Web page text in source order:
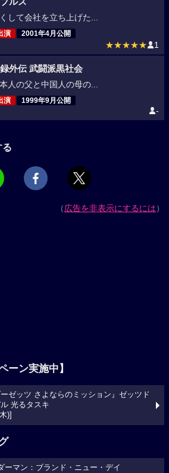
して会社を立ち上げた...
演 2001年4月公開
★★★★★ 1
外伝 武闘派黒社会
人の父と中国人の母の...
演 1999年9月公開
-
る
（広告を非表示にするには）
ーン実施中】
ーゼッツ さよならのミッション』ゼッツド
光るタスキ
)]
マン：ブランド・ニュー・デイ